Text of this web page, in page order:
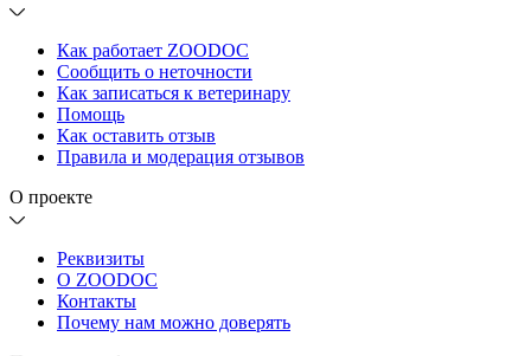
Как работает ZOODOC
Сообщить о неточности
Как записаться к ветеринару
Помощь
Как оставить отзыв
Правила и модерация отзывов
О проекте
Реквизиты
О ZOODOC
Контакты
Почему нам можно доверять